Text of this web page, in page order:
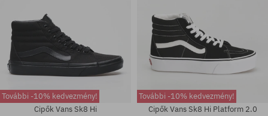
További -10% kedvezmény!
Cipők Vans Sk8 Hi
További -10% kedvezmény!
Cipők Vans Sk8 Hi Platform 2.0